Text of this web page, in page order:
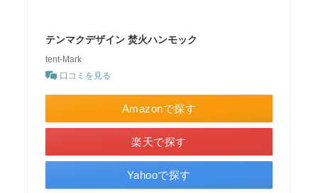
テンマクデザイン 焚火ハンモック
tent-Mark
口コミを見る
Amazonで探す
楽天で探す
Yahooで探す